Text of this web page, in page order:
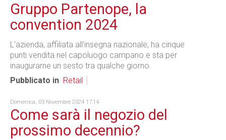
Gruppo Partenope, la
convention 2024
L'azienda, affiliata all'insegna nazionale, ha cinque
punti vendita nel capoluogo campano e sta per
inaugurarne un sesto tra qualche giorno.
Pubblicato in Retail
Domenica, 03 Novembre 2024 17:14
Come sarà il negozio del
prossimo decennio?